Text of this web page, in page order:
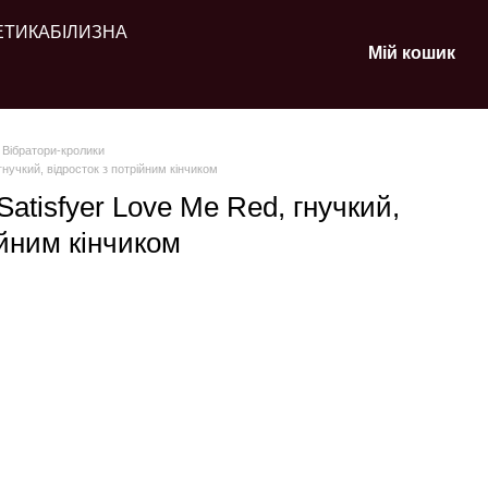
БІЛИЗНА
Мій кошик
Вібратори-кролики
відросток з потрійним кінчиком
Love Me Red, гнучкий,
кінчиком